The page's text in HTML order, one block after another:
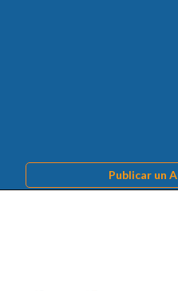
Publicar un